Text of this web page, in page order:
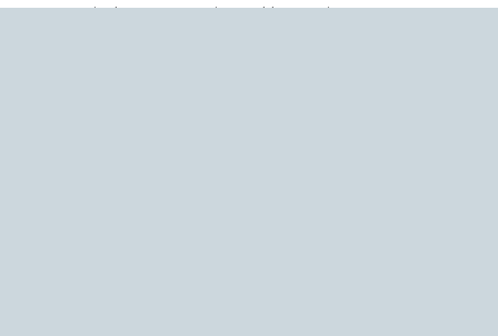
Wie bewertet ein Makler meine